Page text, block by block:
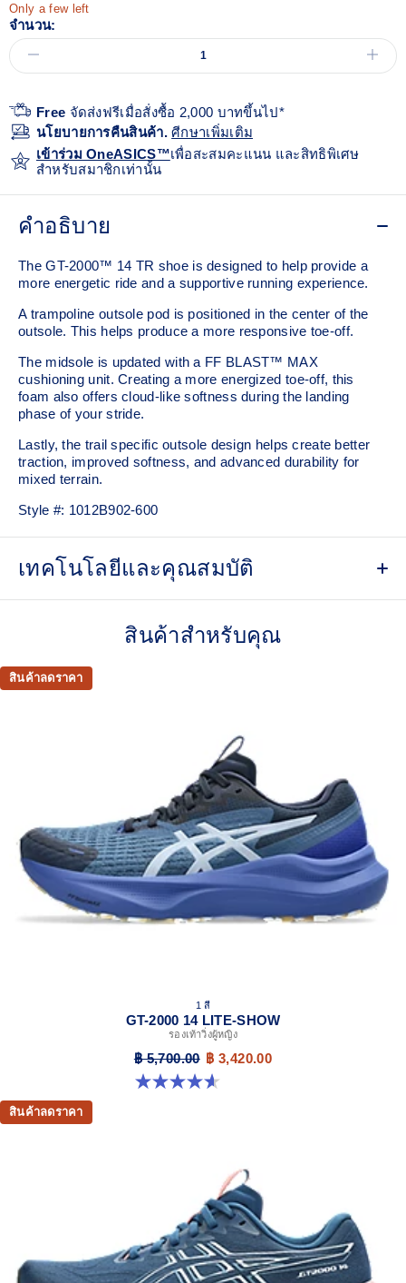
Only a few left
จำนวน:
Free จัดส่งฟรีเมื่อสั่งซื้อ 2,000 บาทขึ้นไป*
นโยบายการคืนสินค้า.ศีกษาเพิ่มเติม
เข้าร่วม OneASICS™เพื่อสะสมคะแนน และสิทธิพิเศษ
สำหรับสมาชิกเท่านั้น
คำอธิบาย
The GT-2000™ 14 TR shoe is designed to help provide a
more energetic ride and a supportive running experience.
A trampoline outsole pod is positioned in the center of the
outsole. This helps produce a more responsive toe-off.
The midsole is updated with a FF BLAST™ MAX
cushioning unit. Creating a more energized toe-off, this
foam also offers cloud-like softness during the landing
phase of your stride. ​
Lastly, the trail specific outsole design helps create better
traction, improved softness, and advanced durability for
mixed terrain.
Style #: 1012B902-600
เทคโนโลยีและคุณสมบัติ
A lightweight, mesh material that reduces the need for
additional overlays.
Asymmetric tongue wing
A tongue feature that provides a comfortable and secure
Our outsole and midsole design that captures more energy
return for an enhanced foam bouncing effect during toe-off.
3D GUIDANCE SYSTEM™
Adaptive, on-demand stability system achieved through
platform geometry and controlled deformation.
Rearfoot PureGEL™ technology
Softer, updated version of our GEL™ technology.
Approximately 65% softer vs standard GEL™ technology.
OrthoLite™ X-30 sockliner
Sockliner that provides cushioning performance and
moisture management for a cooler, dryer environment.
AHAR™ LO heel plug rubber
A lower-density rubber placed in key areas of the outsole for
reliable grip and traction without sacrificing durability.
At least 50% of the shoe's main upper material is made
with recycled content to reduce waste and carbon
The sockliner is produced with the solution dyeing
process that reduces water usage by approximately
33% and carbon emissions by approximately 45%
สินค้าสำหรับคุณ
สินค้าลดราคา
1 สี
GT-2000 14 LITE-SHOW
รองเท้าวิ่งผู้หญิง
฿ 5,700.00 ฿ 3,420.00
4.6 จาก 5 ดาว 5 รีวิว
สินค้าลดราคา